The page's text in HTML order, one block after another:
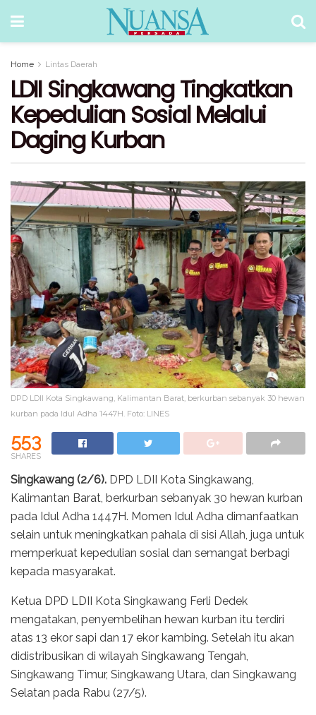
Home Lintas Daerah
LDII Singkawang Tingkatkan
Kepedulian Sosial Melalui
Daging Kurban
DPD LDII Kota Singkawang, Kalimantan Barat, berkurban sebanyak 30 hewan
kurban pada Idul Adha 1447H. Foto: LINES
553
SHARES
Singkawang (2/6). DPD LDII Kota Singkawang,
Kalimantan Barat, berkurban sebanyak 30 hewan kurban
pada Idul Adha 1447H. Momen Idul Adha dimanfaatkan
selain untuk meningkatkan pahala di sisi Allah, juga untuk
memperkuat kepedulian sosial dan semangat berbagi
kepada masyarakat.
Ketua DPD LDII Kota Singkawang Ferli Dedek
mengatakan, penyembelihan hewan kurban itu terdiri
atas 13 ekor sapi dan 17 ekor kambing. Setelah itu akan
didistribusikan di wilayah Singkawang Tengah,
Singkawang Timur, Singkawang Utara, dan Singkawang
Selatan pada Rabu (27/5).